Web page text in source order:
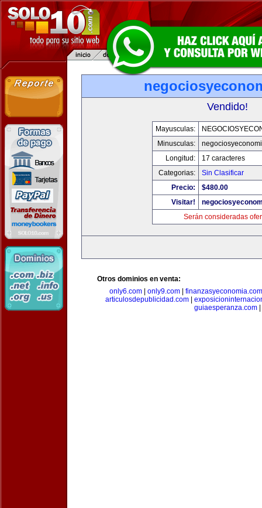
Vendido!
Mayusculas:
Minusculas:
Longitud:
17 caracteres
Categorias:
Sin Clasificar
Precio:
$480.00
Visitar!
Serán consideradas
Otros dominios en venta:
only6.com| only9.com| finanzasyeconomia.com
articulosdepublicidad.com|
guiaesperanza.com